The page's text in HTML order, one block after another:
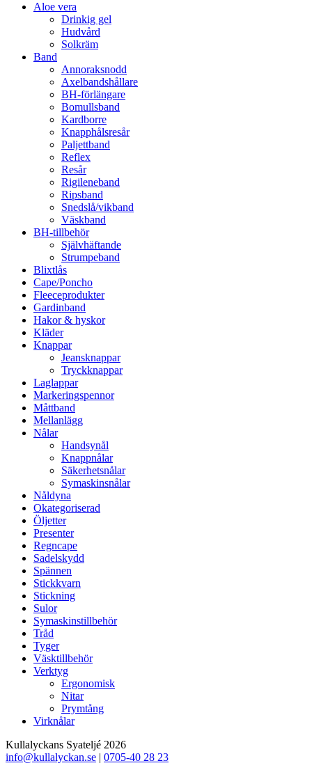
Aloe vera
Drinkig gel
Hudvård
Solkräm
Band
Annoraksnodd
Axelbandshållare
BH-förlängare
Bomullsband
Kardborre
Knapphålsresår
Paljettband
Reflex
Resår
Rigileneband
Ripsband
Snedslå/vikband
Väskband
BH-tillbehör
Självhäftande
Strumpeband
Blixtlås
Cape/Poncho
Fleeceprodukter
Gardinband
Hakor & hyskor
Kläder
Knappar
Jeansknappar
Tryckknappar
Laglappar
Markeringspennor
Måttband
Mellanlägg
Nålar
Handsynål
Knappnålar
Säkerhetsnålar
Symaskinsnålar
Nåldyna
Okategoriserad
Öljetter
Presenter
Regncape
Sadelskydd
Spännen
Stickkvarn
Stickning
Sulor
Symaskinstillbehör
Tråd
Tyger
Väsktillbehör
Verktyg
Ergonomisk
Nitar
Prymtång
Virknålar
Kullalyckans Syateljé 2026
info@kullalyckan.se | 0705-40 28 23